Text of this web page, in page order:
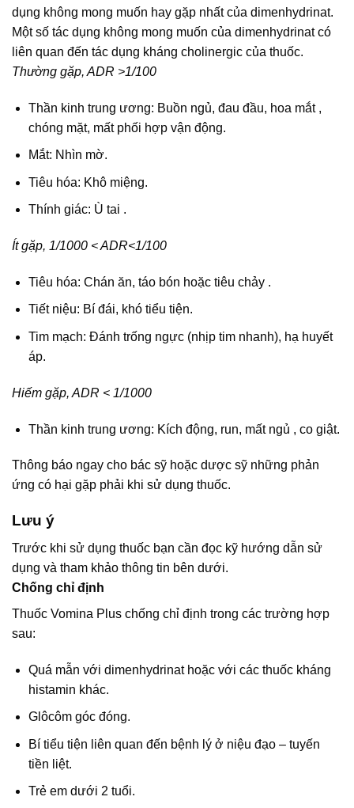
dụng không mong muốn hay gặp nhất của dimenhydrinat.
Một số tác dụng không mong muốn của dimenhydrinat có
liên quan đến tác dụng kháng cholinergic của thuốc.
Thường gặp, ADR >1/100
Thần kinh trung ương: Buồn ngủ, đau đầu, hoa mắt ,
chóng mặt, mất phối hợp vận động.
Mắt: Nhìn mờ.
Tiêu hóa: Khô miệng.
Thính giác: Ù tai .
Ít gặp, 1/1000 < ADR<1/100
Tiêu hóa: Chán ăn, táo bón hoặc tiêu chảy .
Tiết niệu: Bí đái, khó tiểu tiện.
Tim mạch: Đánh trống ngực (nhịp tim nhanh), hạ huyết
áp.
Hiếm gặp, ADR < 1/1000
Thần kinh trung ương: Kích động, run, mất ngủ , co giật.
Thông báo ngay cho bác sỹ hoặc dược sỹ những phản
ứng có hại gặp phải khi sử dụng thuốc.
Lưu ý
Trước khi sử dụng thuốc bạn cần đọc kỹ hướng dẫn sử
dụng và tham khảo thông tin bên dưới.
Chống chỉ định
Thuốc Vomina Plus chống chỉ định trong các trường hợp
sau:
Quá mẫn với dimenhydrinat hoặc với các thuốc kháng
histamin khác.
Glôcôm góc đóng.
Bí tiểu tiện liên quan đến bệnh lý ở niệu đạo – tuyến
tiền liệt.
Trẻ em dưới 2 tuổi.